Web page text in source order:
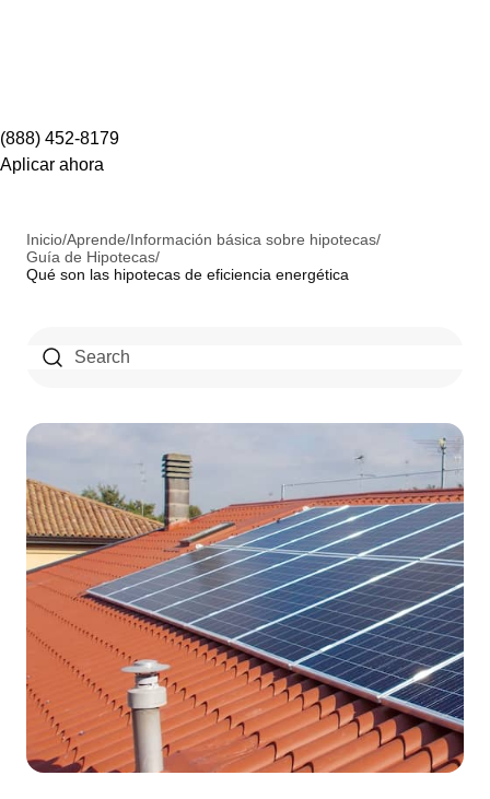
(888) 452-8179
Aplicar ahora
Inicio/Aprende/Información básica sobre hipotecas/
Guía de Hipotecas/
Qué son las hipotecas de eficiencia energética